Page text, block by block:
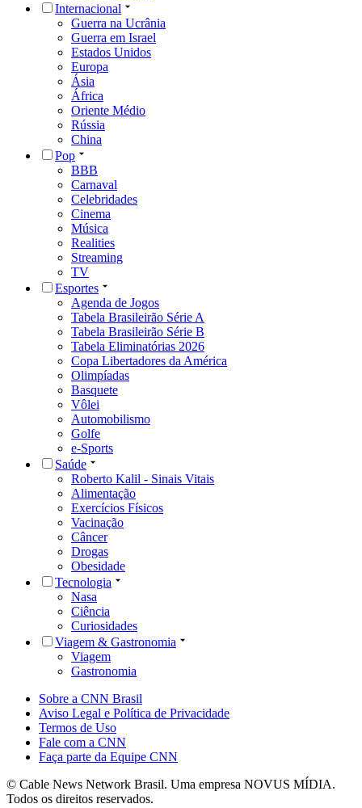
Internacional
Guerra na Ucrânia
Guerra em Israel
Estados Unidos
Europa
Ásia
África
Oriente Médio
Rússia
China
Pop
BBB
Carnaval
Celebridades
Cinema
Música
Realities
Streaming
TV
Esportes
Agenda de Jogos
Tabela Brasileirão Série A
Tabela Brasileirão Série B
Tabela Eliminatórias 2026
Copa Libertadores da América
Olimpíadas
Basquete
Vôlei
Automobilismo
Golfe
e-Sports
Saúde
Roberto Kalil - Sinais Vitais
Alimentação
Exercícios Físicos
Vacinação
Câncer
Drogas
Obesidade
Tecnologia
Nasa
Ciência
Curiosidades
Viagem & Gastronomia
Viagem
Gastronomia
Sobre a CNN Brasil
Aviso Legal e Política de Privacidade
Termos de Uso
Fale com a CNN
Faça parte da Equipe CNN
© Cable News Network Brasil. Uma empresa NOVUS MÍDIA.
Todos os direitos reservados.